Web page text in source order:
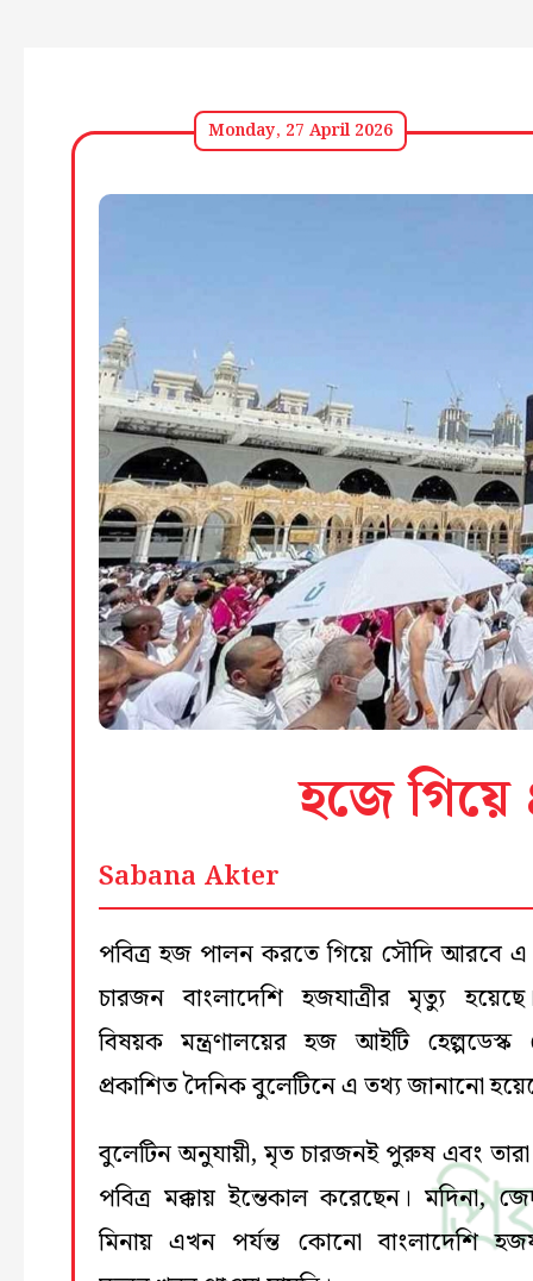
Monday, 27 April 2026
হজে গিয়ে
Sabana Akter
পবিত্র হজ পালন করতে গিয়ে সৌদি আরবে এ
চারজন বাংলাদেশি হজযাত্রীর মৃত্যু
বিষয়ক মন্ত্রণালয়ের হজ আইটি হেল্পডেস্ক
প্রকাশিত দৈনিক বুলেটিনে এ তথ্য জানানো
বুলেটিন অনুযায়ী, মৃত চারজনই পুরুষ এবং
পবিত্র মক্কায় ইন্তেকাল করেছেন। মদিনা,
মিনায় এখন পর্যন্ত কোনো বাংলাদেশি